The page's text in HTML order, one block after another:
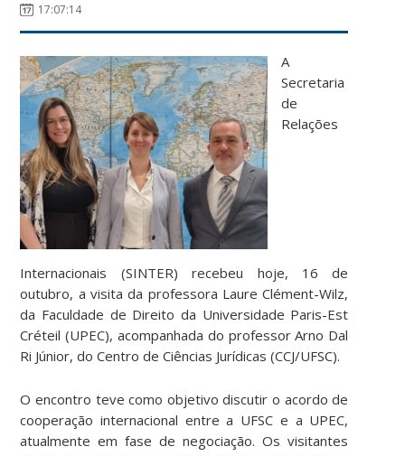
17:07:14
A
Secretaria
de
Relações
Internacionais (SINTER) recebeu hoje, 16 de
outubro, a visita da professora Laure Clément-Wilz,
da Faculdade de Direito da Universidade Paris-Est
Créteil (UPEC), acompanhada do professor Arno Dal
Ri Júnior, do Centro de Ciências Jurídicas (CCJ/UFSC).
O encontro teve como objetivo discutir o acordo de
cooperação internacional entre a UFSC e a UPEC,
atualmente em fase de negociação. Os visitantes